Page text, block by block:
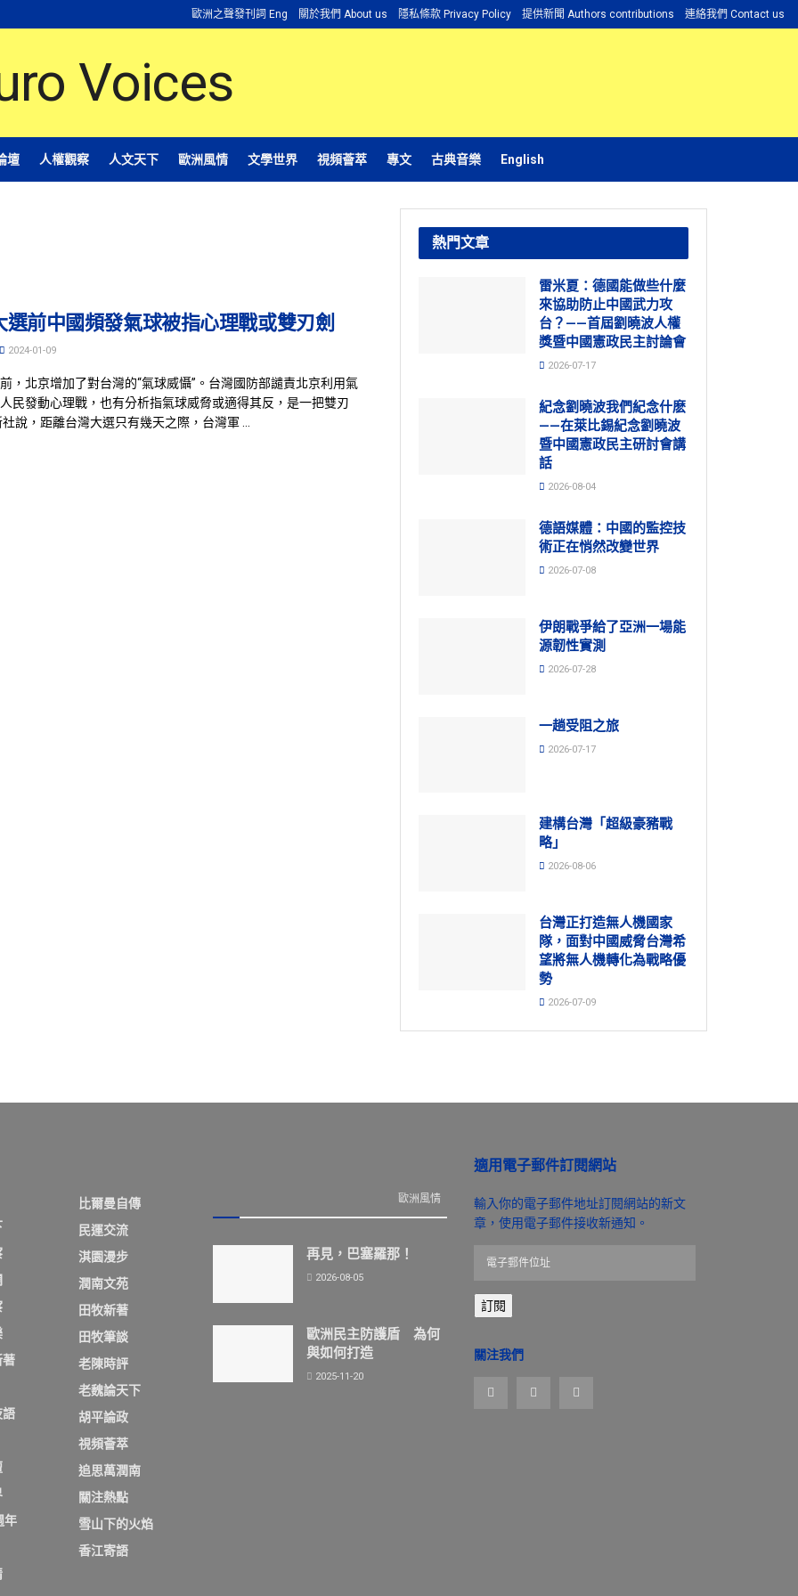
歐洲之聲發刊詞 Eng 關於我們 About us 隱私條款 Privacy Policy 提供新聞 Authors contributions 連絡我們 Contact us
壇 人權觀察 人文天下 歐洲風情 文學世界 視頻薈萃 專文 古典音樂 English
選前中國頻發氣球被指心理戰或雙刃劍
2024-01-09
，北京增加了對台灣的“氣球威懾”。台灣國防部譴責北京利用氣
民發動心理戰，也有分析指氣球威脅或適得其反，是一把雙刃
說，距離台灣大選只有幾天之際，台灣軍 ...
熱門文章
雷米夏：德國能做些什麼
來協助防止中國武力攻
台？——首屆劉曉波人權
獎暨中國憲政民主討論會
2026-07-17
紀念劉曉波我們紀念什麽
——在萊比錫紀念劉曉波
暨中國憲政民主研討會講
話
2026-08-04
德語媒體：中國的監控技
術正在悄然改變世界
2026-07-08
伊朗戰爭給了亞洲一場能
源韌性實測
2026-07-28
一趟受阻之旅
2026-07-17
建構台灣「超級豪豬戰
略」
2026-08-06
台灣正打造無人機國家
隊，面對中國威脅台灣希
望將無人機轉化為戰略優
勢
2026-07-09
年
比爾曼自傳
民運交流
淇園漫步
潤南文苑
田牧新著
田牧筆談
老陳時評
老魏論天下
胡平論政
視頻薈萃
追思萬潤南
關注熱點
雪山下的火焰
香江寄語
歐洲風情
再見，巴塞羅那！
2026-08-05
歐洲民主防護盾 為何
與如何打造
2025-11-20
適用電子郵件訂閱網站
輸入你的電子郵件地址訂閱網站的新文
章，使用電子郵件接收新通知。
郵
件
址
訂閱
關注我們